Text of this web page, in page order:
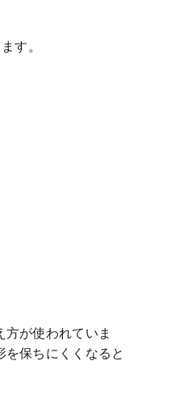
す。
が使われていま
保ちにくくなると